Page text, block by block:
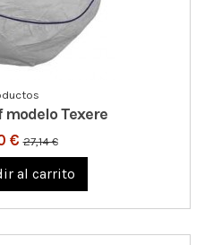
Texere
€27,14 €
al carrito